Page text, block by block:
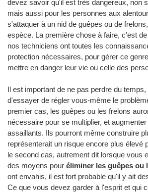
devez savoir qu'il est très dangereux, non
mais aussi pour les personnes aux
s'attaquer à un nid de guêpes ou de
espèce. La première chose à faire, c'est
nos techniciens ont toutes les
protection nécessaires, pour gérer ce
mettre en danger leur vie ou celle des
Il est important de ne pas perdre du
d'essayer de régler vous-même le
premier cas, les guêpes ou les frelons
nécessaire pour se multiplier, et
assaillants. Ils pourront même construire
représenterait un risque encore plus élevé
le second cas, autrement dit lorsque vous
des moyens pour éliminer les guêpes ou
ont envahis, il est fort probable qu'il y ait
Ce que vous devez garder à l'esprit et qui